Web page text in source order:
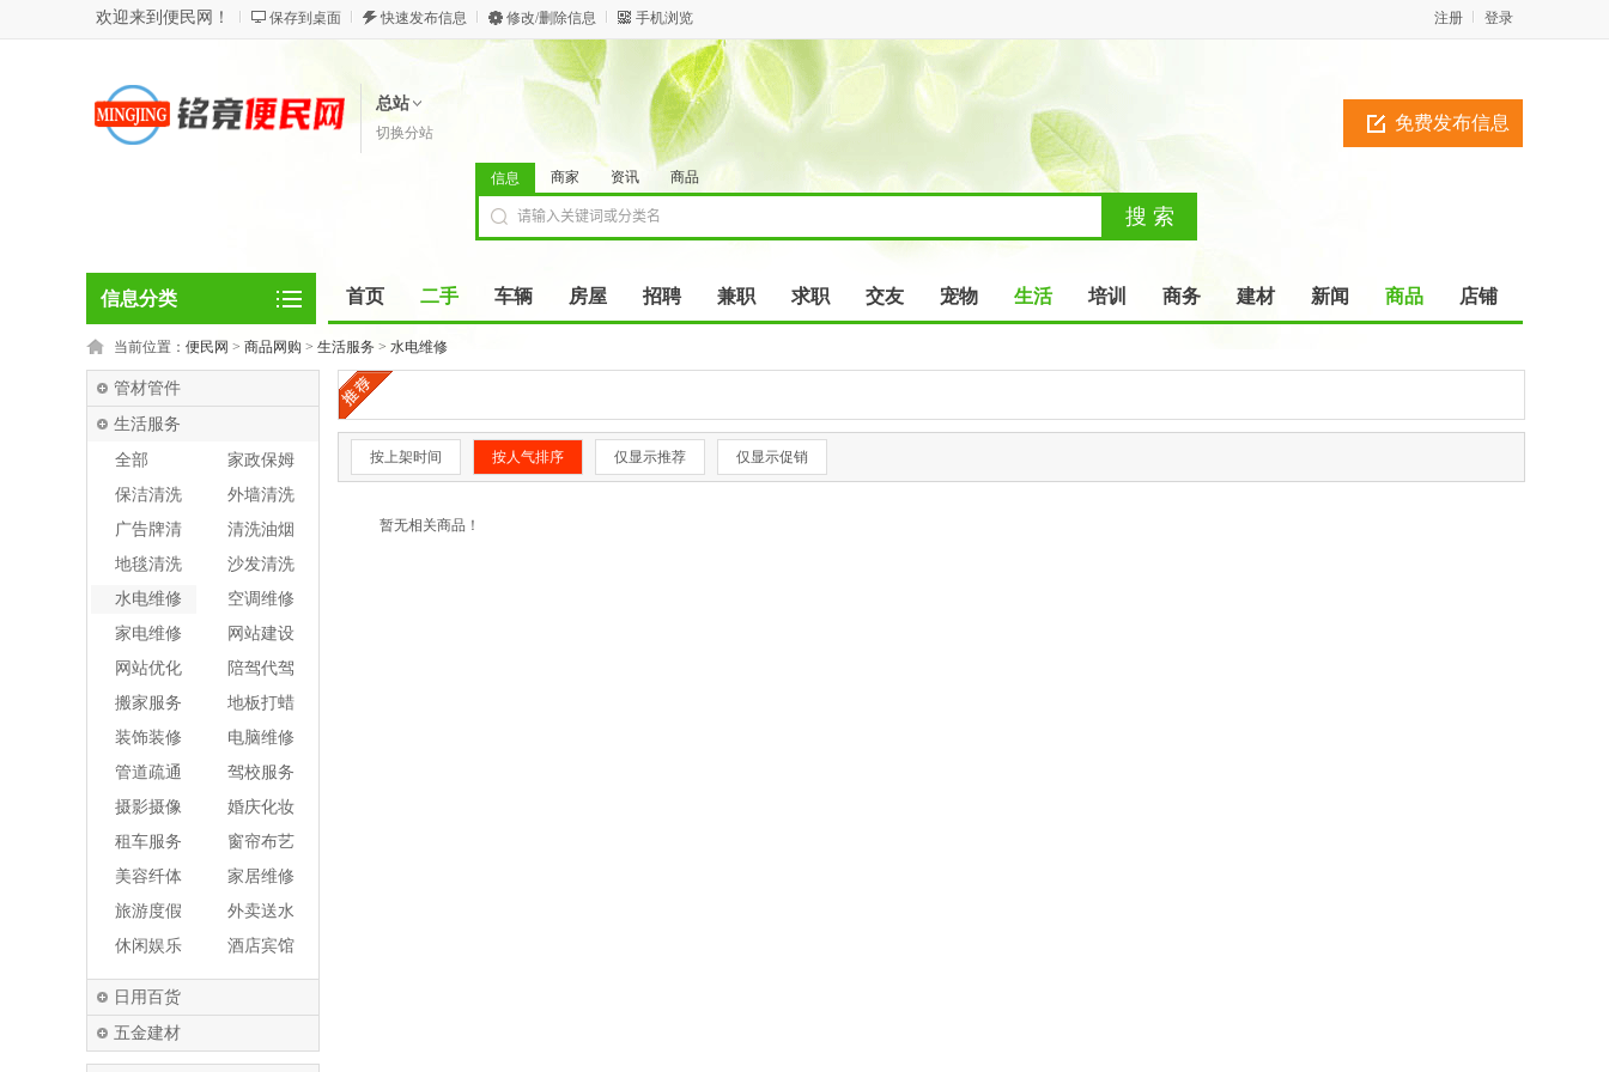
欢迎来到便民网！ 保存到桌面 快速发布信息 修改/删除信息 手机浏览 登录
注册
总站
切换分站 免费发布信息
信息 商家 资讯 商品
信息分类 首页 二手 车辆 房屋 招聘 兼职 求职 交友 宠物 生活 培训 商务 建材 新闻 商品 店铺
当前位置： 便民网 > 商品网购 > 生活服务 > 水电维修
管材管件
生活服务
全部
家政保姆
保洁清洗
外墙清洗
广告牌清
洗
清洗油烟
机
地毯清洗
沙发清洗
水电维修
空调维修
家电维修
网站建设
网站优化
陪驾代驾
搬家服务
地板打蜡
装饰装修
电脑维修
管道疏通
驾校服务
摄影摄像
婚庆化妆
租车服务
窗帘布艺
美容纤体
家居维修
旅游度假
外卖送水
休闲娱乐
酒店宾馆
日用百货
五金建材
按上架时间 按人气排序 仅显示推荐 仅显示促销
暂无相关商品！